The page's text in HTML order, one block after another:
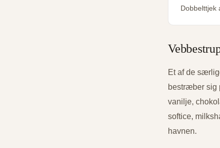
Dobbelttjek
Et af de
bestræber sig
vanilje,
softice,
havnen.